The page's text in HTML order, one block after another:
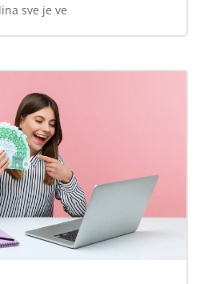
sve je ve